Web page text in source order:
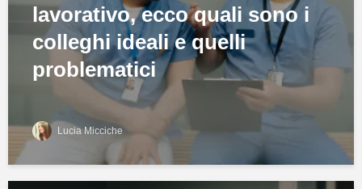
lavorativo, ecco quali sono i
colleghi ideali e quelli
problematici
Lucia Micciche